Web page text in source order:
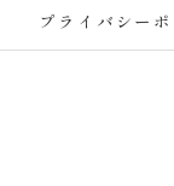
プライバシー